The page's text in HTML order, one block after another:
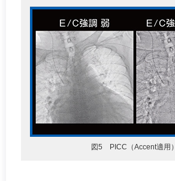
図5 PICC（Accent適用）